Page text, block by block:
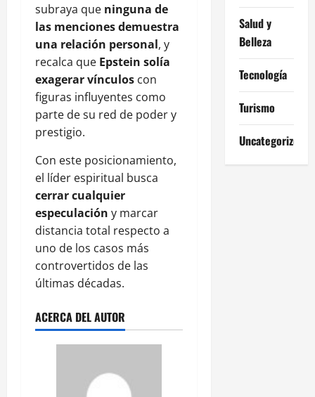
subraya que ninguna de
las menciones demuestra
una relación personal, y
recalca que Epstein solía
exagerar vínculos con
figuras influyentes como
parte de su red de poder y
prestigio.
Con este posicionamiento,
el líder espiritual busca
cerrar cualquier
especulación y marcar
distancia total respecto a
uno de los casos más
controvertidos de las
últimas décadas.
ACERCA DEL AUTOR
Salud y
Belleza
Tecnología
Turismo
Uncategorized